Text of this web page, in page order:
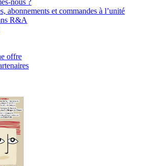
nous ?
abonnements et commandes à l’unité
R&A
offre